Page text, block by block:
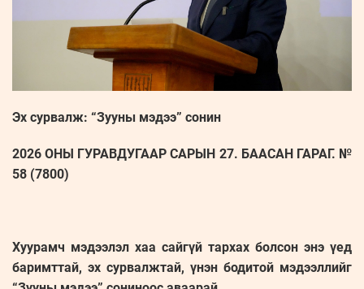
Эх сурвалж: “Зууны мэдээ” сонин
2026 ОНЫ ГУРАВДУГААР САРЫН 27. БААСАН ГАРАГ. №
58 (7800)
Хуурамч мэдээлэл хаа сайгүй тархах болсон энэ үед
баримттай, эх сурвалжтай, үнэн бодитой мэдээллийг